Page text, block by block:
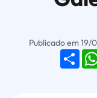
Publicado em19/